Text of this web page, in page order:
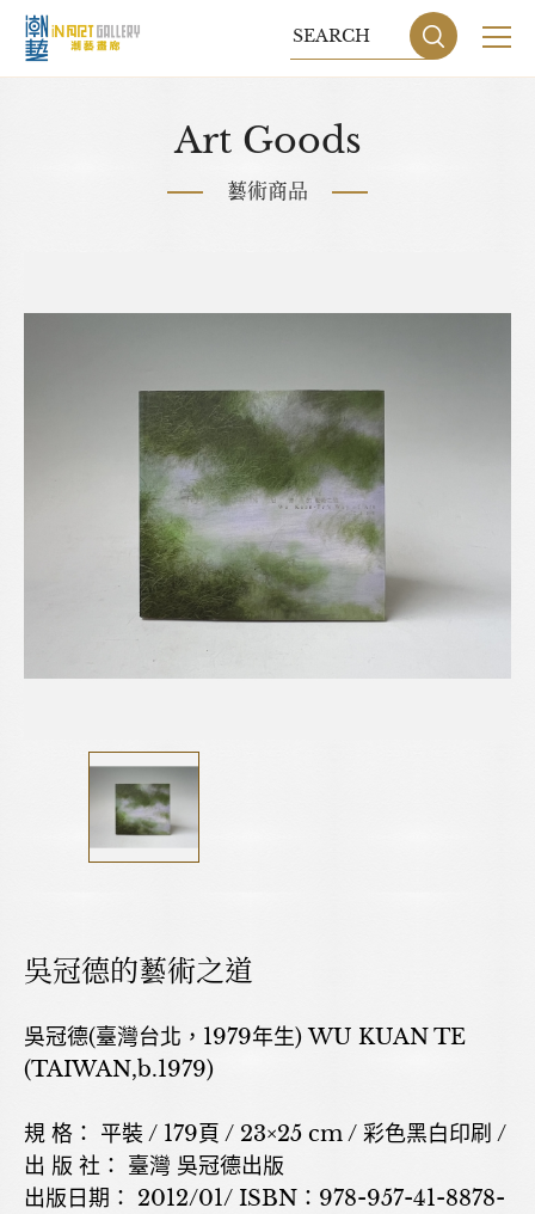
網站地圖
DESIGNBY GRNET
Art Goods
藝術商品
吳冠德的藝術之道
吳冠德(臺灣台北，1979年生) WU KUAN TE
(TAIWAN,b.1979)
規 格： 平裝 / 179頁 / 23×25 cm / 彩色黑白印刷 /
出 版 社： 臺灣 吳冠德出版
出版日期： 2012/01/ ISBN：978-957-41-8878-